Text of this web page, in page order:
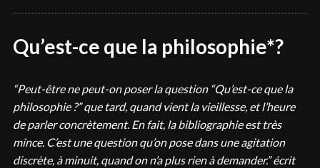
Qu’est-ce que la philosophie*?
“Peut-être ne peut-on poser la question “Qu’est-ce que la
philosophie ?” que tard, quand vient la vieillesse, et l’heure
de parler concrètement. En fait, la bibliographie est très
mince. C’est une question qu’on pose dans une agitation
discrète, à minuit, quand on n’a plus rien à demander.” écrit